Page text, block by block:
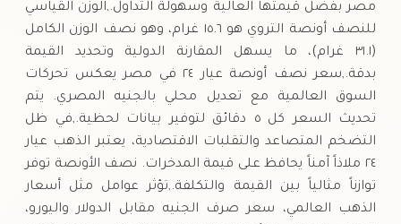
مصر بفضل قيمتها العالية وسهولة التداول.,الوزن القياسي
للنصف أونصة التروي هو ١٥.٦ غرام، وهو نصف الوزن الكامل
(٣١.١ غرام)، ما يسهل المقارنة الدولية وتحديد القيمة
بدقة.,سعر نصف أونصة عيار ٢٤ في مصر يعكس تحركات
السوق العالمية مع تعديل محلي بالجنيه المصري. يتم
تحديث السعر كل ٥ دقائق لتوفير بيانات لحظية.,في ظل
التضخم المتصاعد والتقلبات الاقتصادية، يعتبر الذهب عيار
٢٤ ملاذاً آمناً يحافظ على قيمة المدخرات. نصف الأونصة توفر
توازناً مثالياً بين القيمة والتكلفة.,تؤثر عوامل مثل أسعار
الذهب العالمي، سعر صرف الجنيه مقابل الدولار واليورو،